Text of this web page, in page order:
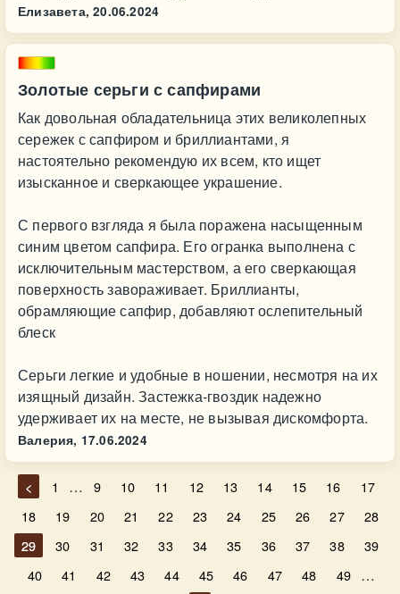
Елизавета, 20.06.2024
Золотые серьги с сапфирами
Как довольная обладательница этих великолепных
сережек с сапфиром и бриллиантами, я
настоятельно рекомендую их всем, кто ищет
изысканное и сверкающее украшение.
С первого взгляда я была поражена насыщенным
синим цветом сапфира. Его огранка выполнена с
исключительным мастерством, а его сверкающая
поверхность завораживает. Бриллианты,
обрамляющие сапфир, добавляют ослепительный
блеск
Серьги легкие и удобные в ношении, несмотря на их
изящный дизайн. Застежка-гвоздик надежно
удерживает их на месте, не вызывая дискомфорта.
Валерия, 17.06.2024
< 1 … 9 10 11 12 13 14 15 16
17
18
19 20 21 22 23 24 25 26 27
28
29
30 31 32 33 34 35 36 37 38
39
40
41 42 43 44 45 46 47 48 49 …